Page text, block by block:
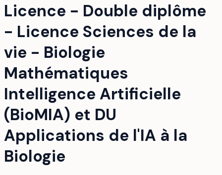
Licence - Double diplôme
- Licence Sciences de la
vie - Biologie
Mathématiques
Intelligence Artificielle
(BioMIA) et DU
Applications de l'IA à la
Biologie